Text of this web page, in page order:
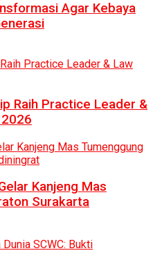
Agar Kebaya
Raih Practice Leader &
Kanjeng Mas
Surakarta